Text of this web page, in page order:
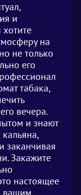
и
на
не только
его
табака,
вечера.
и знают
заканчивая
Закажите
настоящее